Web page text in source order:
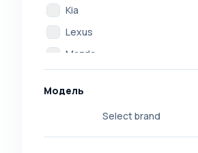
Kia
Lexus
Mazda
Mitsubishi
Opel
Модель
Select brand